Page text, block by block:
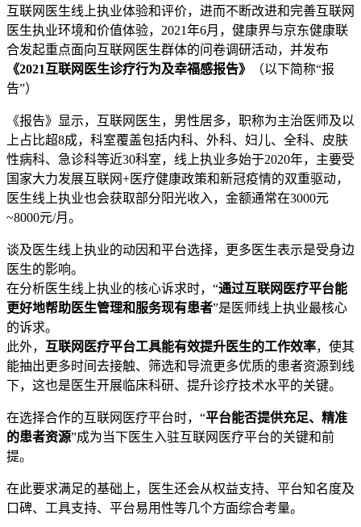
互联网医生线上执业体验和评价，进而不断改进和完善互联网
医生执业环境和价值体验，2021年6月，健康界与京东健康联
合发起重点面向互联网医生群体的问卷调研活动，并发布
《2021互联网医生诊疗行为及幸福感报告》
（以下简称“报
告”）
《报告》显示，互联网医生，男性居多，职称为主治医师及以
上占比超8成，科室覆盖包括内科、外科、妇儿、全科、皮肤
性病科、急诊科等近30科室，线上执业多始于2020年，主要受
国家大力发展互联网+医疗健康政策和新冠疫情的双重驱动，
医生线上执业也会获取部分阳光收入，金额通常在3000元
~8000元/月。
谈及医生线上执业的动因和平台选择，更多医生表示是受身边
医生的影响。
在分析医生线上执业的核心诉求时，“通过互联网医疗平台能
更好地帮助医生管理和服务现有患者”是医师线上执业最核心
的诉求。
此外， 互联网医疗平台工具能有效提升医生的工作效率，使其
能抽出更多时间去接触、筛选和导流更多优质的患者资源到线
下，这也是医生开展临床科研、提升诊疗技术水平的关键。
在选择合作的互联网医疗平台时，“平台能否提供充足、精准
的患者资源”成为当下医生入驻互联网医疗平台的关键和前
提。
在此要求满足的基础上，医生还会从权益支持、平台知名度及
口碑、工具支持、平台易用性等几个方面综合考量。